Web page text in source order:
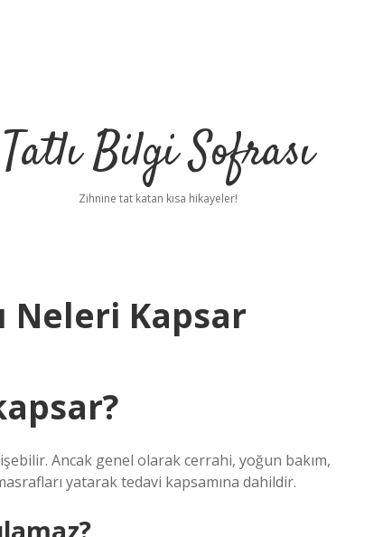
Tatlı Bilgi Sofrası
Zihnine tat katan kısa hikayeler!
Neleri Kapsar
Ancak genel olarak cerrahi, yoğun bakım,
yatarak tedavi kapsamına dahildir.